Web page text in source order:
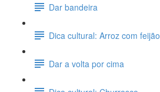
Dar bandeira
Dica cultural: Arroz com feijão
Dar a volta por cima